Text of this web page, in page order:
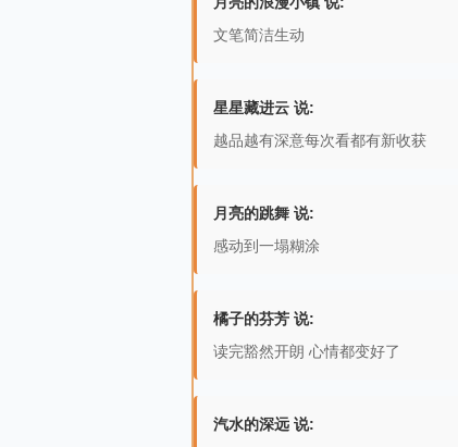
文笔简洁生动
星星藏进云 说:
越品越有深意每次看都有新收获
月亮的跳舞 说:
感动到一塌糊涂
橘子的芬芳 说:
读完豁然开朗 心情都变好了
汽水的深远 说: